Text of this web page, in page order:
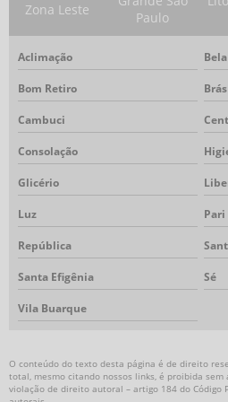
Máscara respiratória com ar mandado
Respirador autônomo
Respirador autônomo preço
Torre de iluminação
Torre de iluminação com gerador
Torre de iluminação com gerador preço
Torre de iluminação móvel
Torre de iluminação para obra
Torre de iluminação portátil
Torre de iluminação preço
Exaustor a prova de explosão
Exaustor EX
Exaustor para área classificada
Zona Leste
Paulo
Aclimação
Bom Retiro Brás
Cambuci
Consolação
Glicério
Luz Pari
República
Santa Efigênia Sé
Vila Buarque
O conteúdo do texto desta página é de direito
total, mesmo citando nossos links, é proibida
violação de direito autoral – artigo 184 do Código